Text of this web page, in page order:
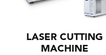
LASER CUTTING
MACHINE